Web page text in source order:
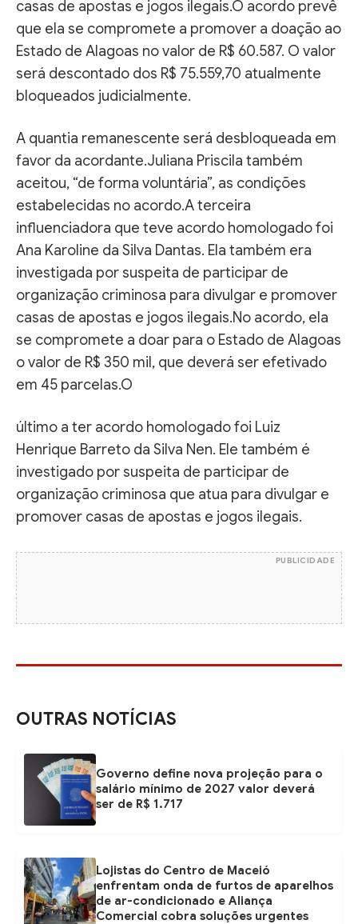
casas de apostas e jogos ilegais.O acordo prevê
que ela se compromete a promover a doação ao
Estado de Alagoas no valor de R$ 60.587. O valor
será descontado dos R$ 75.559,70 atualmente
bloqueados judicialmente.
A quantia remanescente será desbloqueada em
favor da acordante.Juliana Priscila também
aceitou, “de forma voluntária”, as condições
estabelecidas no acordo.A terceira
influenciadora que teve acordo homologado foi
Ana Karoline da Silva Dantas. Ela também era
investigada por suspeita de participar de
organização criminosa para divulgar e promover
casas de apostas e jogos ilegais.No acordo, ela
se compromete a doar para o Estado de Alagoas
o valor de R$ 350 mil, que deverá ser efetivado
em 45 parcelas.O
último a ter acordo homologado foi Luiz
Henrique Barreto da Silva Nen. Ele também é
investigado por suspeita de participar de
organização criminosa que atua para divulgar e
promover casas de apostas e jogos ilegais.
PUBLICIDADE
OUTRAS NOTÍCIAS
Governo define nova projeção para o
salário mínimo de 2027 valor deverá
ser de R$ 1.717
Lojistas do Centro de Maceió
enfrentam onda de furtos de aparelhos
de ar-condicionado e Aliança
Comercial cobra soluções urgentes